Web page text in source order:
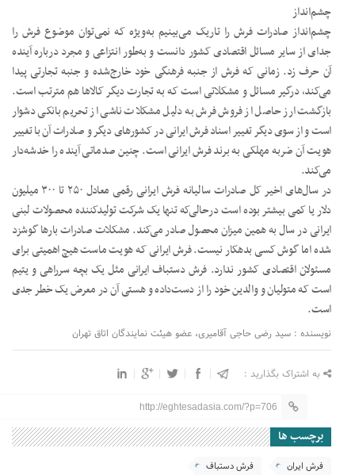
چشم‌انداز
چشم‌انداز صادرات فرش را تاریک می‌بینیم به‌ویژه که نمی‌توان موضوع فرش را
جدای از سایر مسائل اقتصادی کشور دانست و به‌طور انتزاعی و مجرد درباره آینده
آن حرف زد. زمانی که فرش از جنبه فرهنگی خود خارج‌شده و جنبه تجارتی پیدا
می‌کند، درگیر مسائل و مشکلاتی است که به تجارت دیگر کالاها هم مترتب است.
بازگشت ارز حاصل از فروش فرش به دلیل مشکلات ناشی از تحریم بانکی دشوار
است و از سوی دیگر تغییر اسناد فرش ایرانی در کشورهای دیگر و صادرات آن با تغییر
هویت آن ضربه مهلکی به برند فرش ایرانی است. چنین صدماتی آینده را خدشه‌دار
می‌کند.
در سال‌های اخیر کل صادرات سالیانه فرش ایرانی رقمی معادل ۲۵۰ تا ۳۰۰ میلیون
دلار یا کمی بیشتر بوده است درحالی‌که تنها یک شرکت تولیدکننده محصولات لبنی
ایرانی در سال به همین میزان محصول صادر می‌کند. مشکلات صادرات بارها گوشزد
شده اما گوش کسی بدهکار نیست. فرش ایرانی که هویت ماست هیچ اهمیتی برای
مسئولان اقتصادی کشور ندارد. فرش دستباف ایرانی مثل یک بچه سرراهی و یتیم
است که متولیان و والدین خود را از دست‌داده و هستی آن در معرض یک خطر جدی
است.
نویسنده : سید رضی حاجی آقامیری، عضو هیئت نمایندگان اتاق تهران
به اشتراک بگذارید :
http://eghtesadasia.com/?p=706
برچسب ها
فرش ایران فرش دستباف